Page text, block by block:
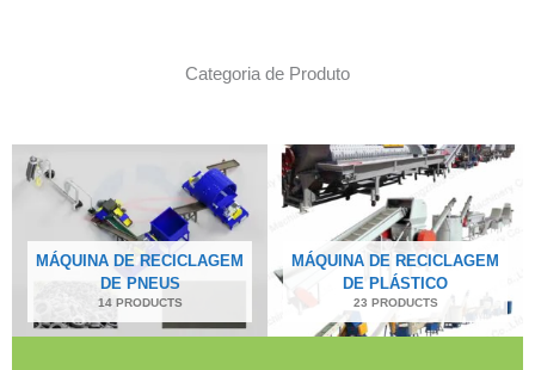
Categoria de Produto
MÁQUINA DE RECICLAGEM
DE PNEUS
14 PRODUCTS
MÁQUINA DE RECICLAGEM
DE PLÁSTICO
23 PRODUCTS